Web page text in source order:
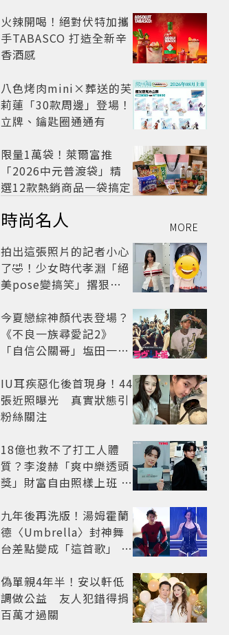
火辣開喝！絕對伏特加攜
手TABASCO 打造全新辛
香酒感
八色烤肉mini×葬送的芙
莉蓮「30款周邊」登場！
立牌、鑰匙圈通通有
限量1萬袋！萊爾富推
「2026中元普渡袋」精
選12款熱銷商品一袋搞定
時尚名人 MORE
拍出這張照片的記者小心
了🤣！少女時代孝淵「絕
美pose變搞笑」撂狠
今夏戀綜神顏代表登場？
《不良一族尋愛記2》
「自信公關哥」塩田一馬
老闆
IU耳疾惡化後首現身！44
張近照曝光 真實狀態引
粉絲關注
18億也救不了打工人體
質？李浚赫「爽中樂透頭
獎」財富自由照樣上班 西
九年後再洗版！湯姆霍蘭
德〈Umbrella〉封神舞
台差點變成「這首歌」 造
開
偽單親4年半！安以軒低
調做公益 友人犯錯得捐
百萬才過關